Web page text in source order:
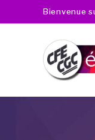
Bienvenue